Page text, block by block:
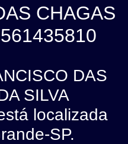
CHAGAS
DAS
SILVA
localizada
SP.